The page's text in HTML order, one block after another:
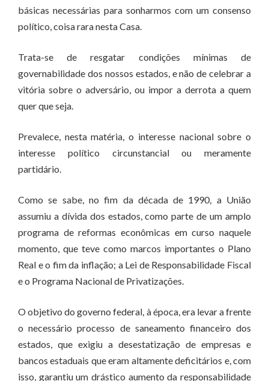
básicas necessárias para sonharmos com um consenso
político, coisa rara nesta Casa.
Trata-se de resgatar condições mínimas de
governabilidade dos nossos estados, e não de celebrar a
vitória sobre o adversário, ou impor a derrota a quem
quer que seja.
Prevalece, nesta matéria, o interesse nacional sobre o
interesse político circunstancial ou meramente
partidário.
Como se sabe, no fim da década de 1990, a União
assumiu a dívida dos estados, como parte de um amplo
programa de reformas econômicas em curso naquele
momento, que teve como marcos importantes o Plano
Real e o fim da inflação; a Lei de Responsabilidade Fiscal
e o Programa Nacional de Privatizações.
O objetivo do governo federal, à época, era levar a frente
o necessário processo de saneamento financeiro dos
estados, que exigiu a desestatização de empresas e
bancos estaduais que eram altamente deficitários e, com
isso, garantiu um drástico aumento da responsabilidade